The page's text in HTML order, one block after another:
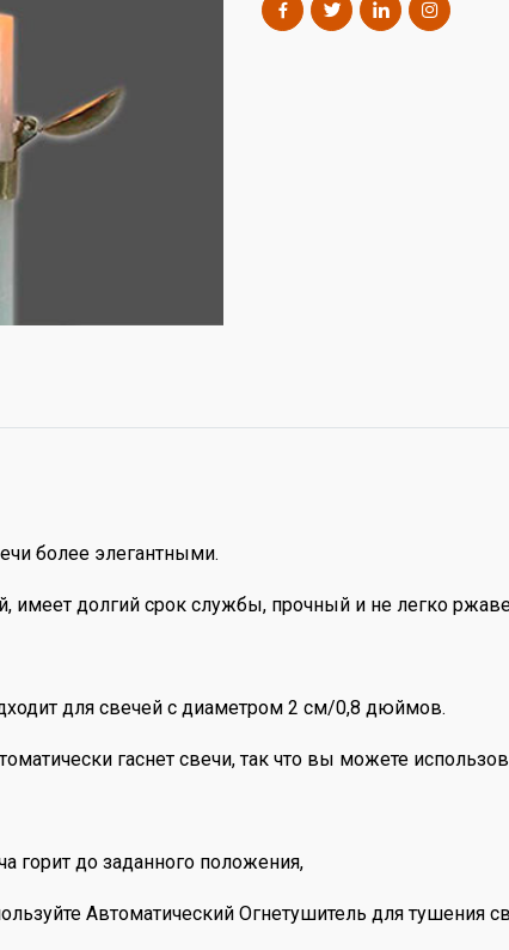
более элегантными.
имеет долгий срок службы, прочный и не легко
для свечей с диаметром 2 см/0,8 дюймов.
гаснет свечи, так что вы можете
горит до заданного положения,
Автоматический Огнетушитель для